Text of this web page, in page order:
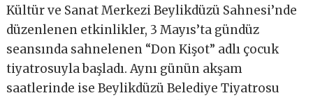
Kültür ve Sanat Merkezi Beylikdüzü Sahnesi’nde
düzenlenen etkinlikler, 3 Mayıs’ta gündüz
seansında sahnelenen “Don Kişot” adlı çocuk
tiyatrosuyla başladı. Aynı günün akşam
saatlerinde ise Beylikdüzü Belediye Tiyatrosu